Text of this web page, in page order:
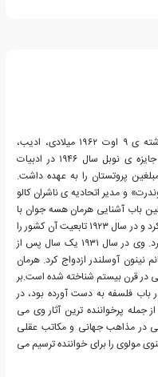
هرمان هسه، زاده ی ۲ ژوئیه ی ۱۸۷۷ و درگذشته ی ۹ اوت ۱۹۶۲ میلادی، ادیب،
نویسنده و نقاش آلمانی-سوئیسی و برنده ی جایزه ی نوبل سال ۱۹۴۶ در ادبیات
پروتستان را به عهده داشت.
و مدیر اتحادیه ی ناشران کالو
باب آشنایی هرمان هسه جوان با
ادبیات بود. او در سال ۱۹۱۲ به سوئیس مهاجرت کرد و در سال ۱۹۲۳ تابعیت آن کشور را
پذیرفت و در همین زمان برای بار دوم ازدواج کرد. وی در سال ۱۹۳۱ یک سال پس از
نینون آوسلندر ازدواج کرد. هرمان
در قرن بیستم شناخته شده است.بر
فلسفه به دست آورده بود، در
که از جمله پرخواننده ترین آثار وی می
در مذاهب جهانی و مکاتب عقلی
مولوی را برای خواننده ترسیم می